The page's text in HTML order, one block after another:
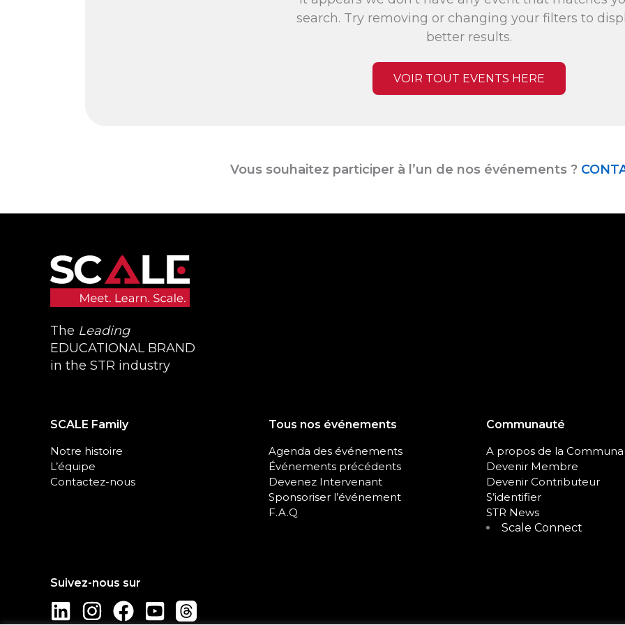
search. Try removing or changing your filters to
better results.
VOIR TOUT EVENTS HERE
Vous souhaitez participer à l’un de nos événements ?
The Leading
EDUCATIONAL BRAND
in the STR industry
SCALE Family
Notre histoire
L’équipe
Contactez-nous
Tous nos événements
Agenda des événements
Événements précédents
Devenez Intervenant
Sponsoriser l’événement
F.A.Q
Communauté
A propos de la
Devenir Membre
Devenir Contributeur
S’identifier
STR News
Scale Connect